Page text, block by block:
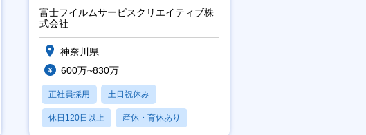
2OK／業務改善～
富士フイルムサービスクリエイティブ株
式会社
神奈川県
600万~830万
正社員採用 土日祝休み
休日120日以上 産休・育休あり